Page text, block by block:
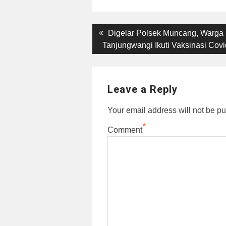
Post
navigation
Previous
post:
Digelar Polsek Muncang, Warga
Tanjungwangi Ikuti Vaksinasi
Leave a Reply
Your email address will not be
Comment*